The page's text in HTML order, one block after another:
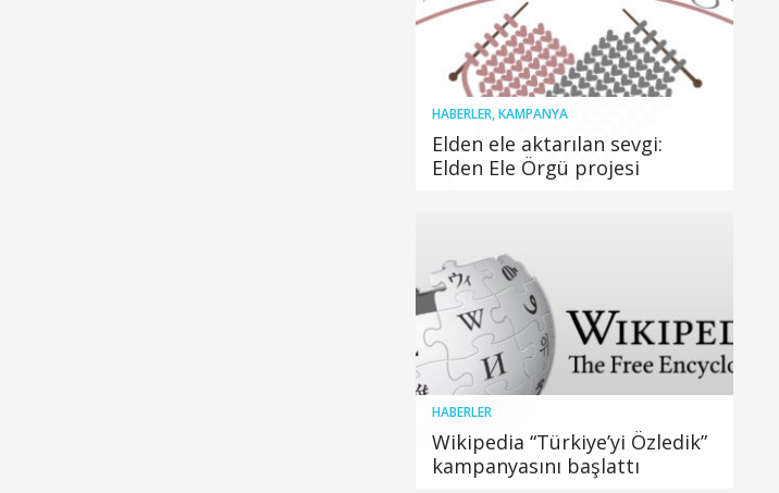
HABERLER,KAMPANYA
Elden ele aktarılan sevgi:
Elden Ele Örgü projesi
HABERLER
Wikipedia “Türkiye’yi Özledik”
kampanyasını başlattı